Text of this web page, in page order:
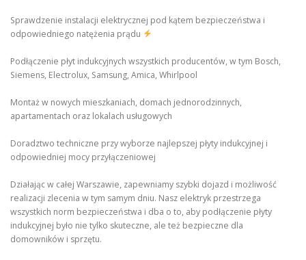
Sprawdzenie instalacji elektrycznej pod kątem bezpieczeństwa i
odpowiedniego natężenia prądu
Podłączenie płyt indukcyjnych wszystkich producentów, w tym Bosch,
Siemens, Electrolux, Samsung, Amica, Whirlpool
Montaż w nowych mieszkaniach, domach jednorodzinnych,
apartamentach oraz lokalach usługowych
Doradztwo techniczne przy wyborze najlepszej płyty indukcyjnej i
odpowiedniej mocy przyłączeniowej
Działając w całej Warszawie, zapewniamy szybki dojazd i możliwość
realizacji zlecenia w tym samym dniu. Nasz elektryk przestrzega
wszystkich norm bezpieczeństwa i dba o to, aby podłączenie płyty
indukcyjnej było nie tylko skuteczne, ale też bezpieczne dla
domowników i sprzętu.